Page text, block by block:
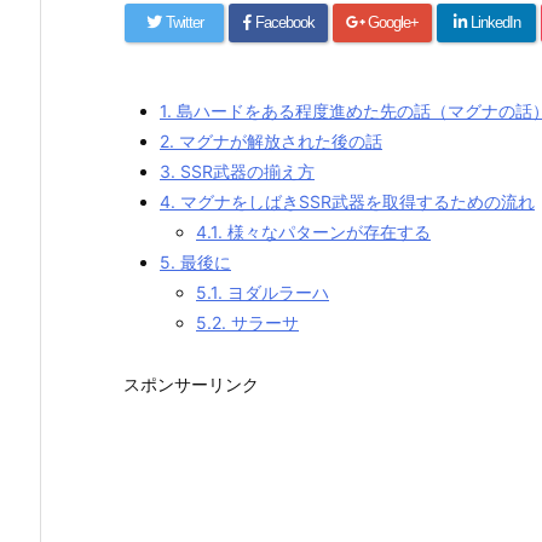
Twitter Facebook Google+ LinkedIn
1. 島ハードをある程度進めた先の話（マグナの話）
2. マグナが解放された後の話
3. SSR武器の揃え方
4. マグナをしばきSSR武器を取得するための流れ
4.1. 様々なパターンが存在する
5. 最後に
5.1. ヨダルラーハ
5.2. サラーサ
スポンサーリンク